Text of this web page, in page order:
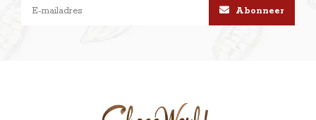
Abonneer